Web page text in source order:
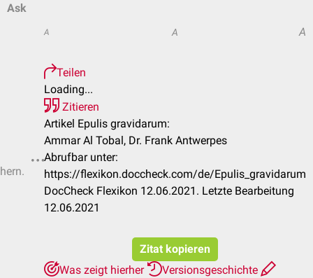
Ask
A A A
Teilen
Loading...
Zitieren
Artikel Epulis gravidarum:
Ammar Al Tobal, Dr. Frank Antwerpes
Abrufbar unter:
https://flexikon.doccheck.com/de/Epulis_gravidarum
DocCheck Flexikon 12.06.2021. Letzte Bearbeitung
12.06.2021
Zitat kopieren
Was zeigt hierher
Versionsgeschichte